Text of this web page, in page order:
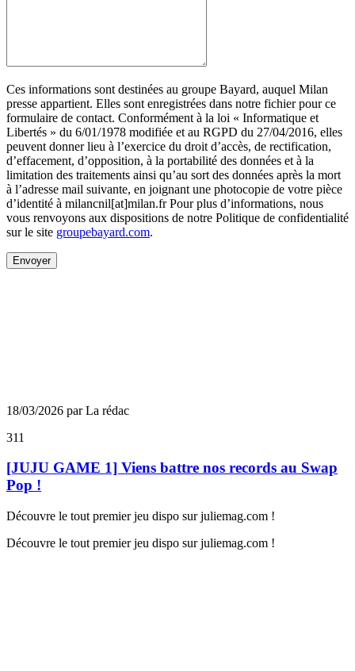
Ces informations sont destinées au groupe Bayard, auquel Milan
presse appartient. Elles sont enregistrées dans notre fichier pour ce
formulaire de contact. Conformément à la loi « Informatique et
Libertés » du 6/01/1978 modifiée et au RGPD du 27/04/2016, elles
peuvent donner lieu à l’exercice du droit d’accès, de rectification,
d’effacement, d’opposition, à la portabilité des données et à la
limitation des traitements ainsi qu’au sort des données après la mort
à l’adresse mail suivante, en joignant une photocopie de votre pièce
d’identité à milancnil[at]milan.fr Pour plus d’informations, nous
vous renvoyons aux dispositions de notre Politique de confidentialité
sur le site groupebayard.com.
Envoyer
18/03/2026 par La rédac
311
[JUJU GAME 1] Viens battre nos records au Swap
Pop !
Découvre le tout premier jeu dispo sur juliemag.com !
Découvre le tout premier jeu dispo sur juliemag.com !